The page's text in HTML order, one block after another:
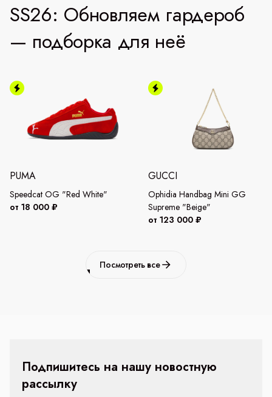
SS26: Обновляем гардероб
— подборка для неё
PUMA
Speedcat OG "Red White"
от 18 000 ₽
GUCCI
Ophidia Handbag Mini GG
Supreme "Beige"
от 123 000 ₽
Посмотреть все
Подпишитесь на нашу новостную
рассылку